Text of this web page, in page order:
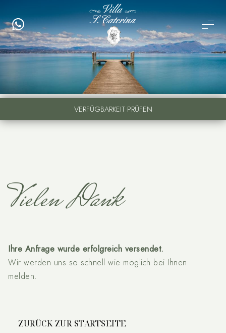
VERFÜGBARKEIT PRÜFEN
Vielen Dank
Ihre Anfrage wurde erfolgreich versendet.
Wir werden uns so schnell wie möglich bei Ihnen
melden.
ZURÜCK ZUR STARTSEITE